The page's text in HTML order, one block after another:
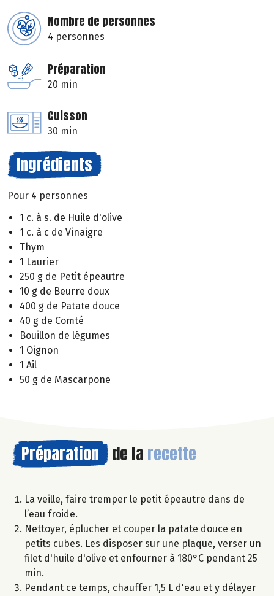
Nombre de personnes
4 personnes
Préparation
20 min
Cuisson
30 min
Ingrédients
Pour 4 personnes
1 c. à s. de Huile d'olive
1 c. à c de Vinaigre
Thym
1 Laurier
250 g de Petit épeautre
10 g de Beurre doux
400 g de Patate douce
40 g de Comté
Bouillon de légumes
1 Oignon
1 Ail
50 g de Mascarpone
Préparation de la recette
La veille, faire tremper le petit épeautre dans de
l’eau froide.
Nettoyer, éplucher et couper la patate douce en
petits cubes. Les disposer sur une plaque, verser un
filet d'huile d'olive et enfourner à 180°C pendant 25
min.
Pendant ce temps, chauffer 1,5 L d'eau et y délayer